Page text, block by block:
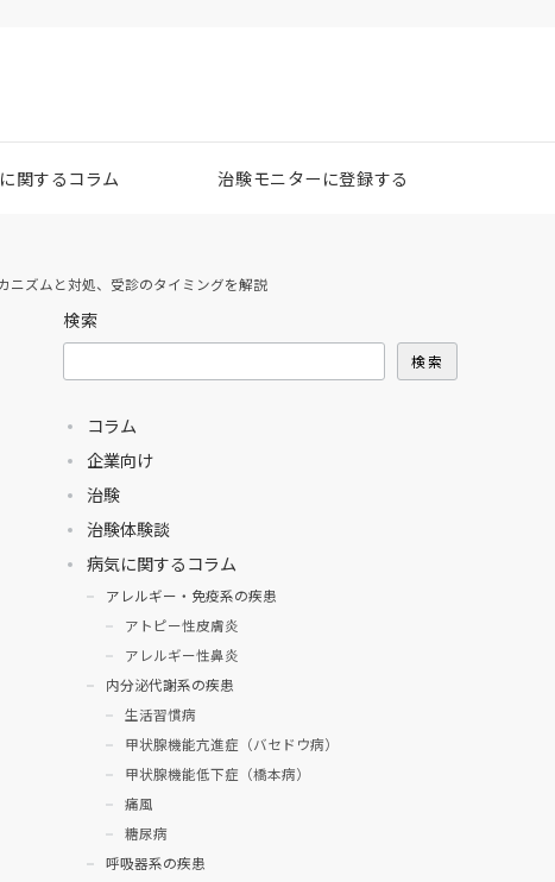
関するコラム 治験モニターに登録する
ニズムと対処、受診のタイミングを解説
検索
検索
コラム
企業向け
治験
治験体験談
病気に関するコラム
アレルギー・免疫系の疾患
アトピー性皮膚炎
アレルギー性鼻炎
内分泌代謝系の疾患
生活習慣病
甲状腺機能亢進症（バセドウ病）
甲状腺機能低下症（橋本病）
痛風
糖尿病
呼吸器系の疾患